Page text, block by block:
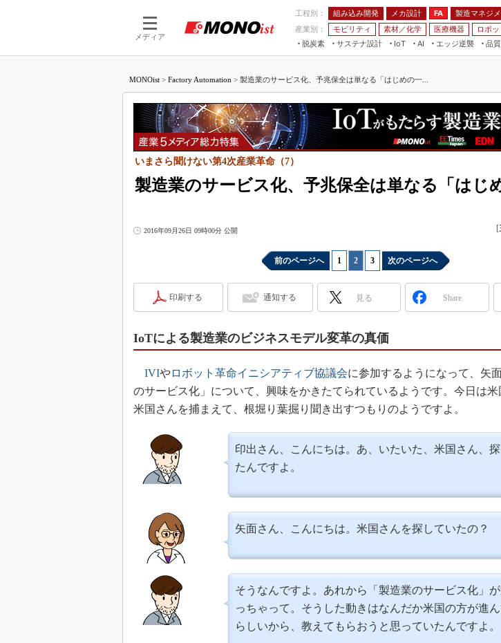
メディア
工程別： 組み込み開発 メカ設計 FA 製造マネジ
産業別：
モビリティ 素材／化学 医療機器 ロボッ
脱炭素
サステナ設計
IoT
つながる工場
つながるサービス
AI
AI×設備保全
Physical AI
エッジ逆襲 品質
JIMTOF
組込み/エッジ コンピューティング
展＆IoT/5Gソリューション展
IIFES
国際ロボット展
ジャパンモビリティショー
TECHNO-FRONTIER
EdgeTech+
日本ものづくりワールド
AUTOMOTIVE WORLD
つながるクルマ
5G
VR／AR
フィールドサービス
組み込み画像技術
車載ソフト開発
ISO26262
無償設計ツール
3Dプリンタ
インダストリー4.0
イノベーション
メイドインジャパン
グローバル設計・開発
新型コロナへの対応
製造マネジメント
FA
モビリティ
MONOist > Factory Automation > 製造業のサービス化、予兆保全は単なる「はじめの一...
製造業のサービス化、予兆保全は単なる「はじ
いまさら聞けない第4次産業革命（7）
2016年09月26日 09時00分 公開 [
前のページへ 1 2 3 次のページへ
印刷する 通知する 見る Share
IoTによる製造業のビジネスモデル変革の真価
IVIやロボット革命イニシアティブ協議会に参加するようになって、矢
のサービス化」について、興味をかきたてられているようです。今日は
米国さんを捕まえて、根堀り葉掘り聞き出すつもりのようですよ。
印出さん、こんにちは。あ、いたいた、米国さん、
たんですよ。
矢面さん、こんにちは。米国さんを探していたの？
そうなんですよ。あれから「製造業のサービス化」
っちゃって。そうした動きはなんだか米国の方が進
らしいから、教えてもらおうと思っていたんですよ。